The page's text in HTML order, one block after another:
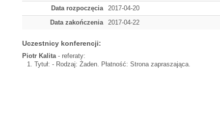
Data rozpoczęcia
2017-04-20
Data zakończenia
2017-04-22
Uczestnicy konferencji:
Piotr Kalita- referaty:
Tytuł: - Rodzaj: Żaden. Płatność: Strona zapraszająca.